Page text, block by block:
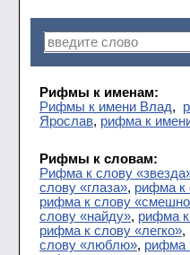
Рифмы к именам:
Рифмы к имени Влад,
Ярослав, рифма к
Рифмы к словам:
Рифма к слову
слову «глаза», рифма к
рифма к слову
слову «найду», рифма к
рифма к слову «легко»,
слову «люблю», рифма